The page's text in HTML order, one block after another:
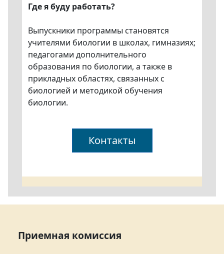
Контакты
Где я буду работать?
Выпускники программы становятся
учителями биологии в школах, гимназиях;
педагогами дополнительного
образования по биологии, а также в
прикладных областях, связанных с
биологией и методикой обучения
биологии.
Приемная комиссия